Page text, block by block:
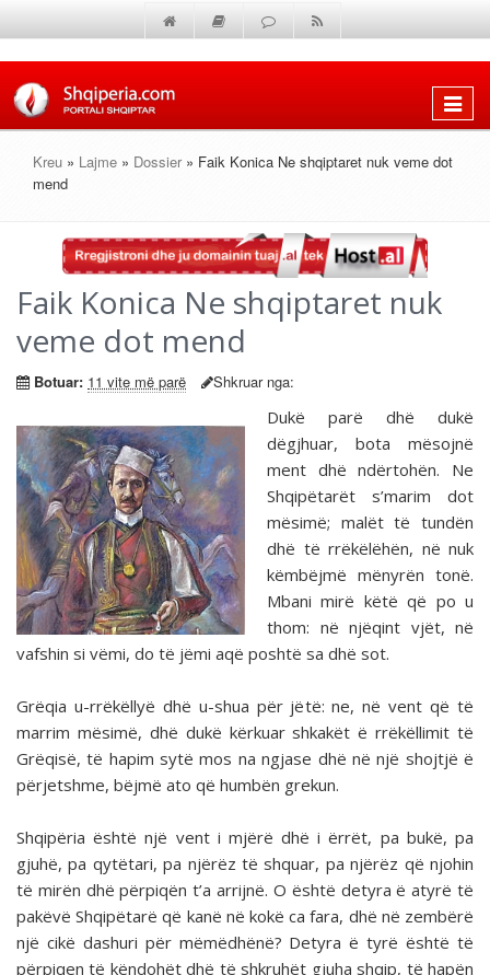
Shfaq
Kreu » Lajme » Dossier » Faik Konica Ne shqiptaret nuk veme dot
mend
Faik Konica Ne shqiptaret nuk
veme dot mend
Botuar: 11 vite më parë Shkruar nga:
Dukë parë dhë dukë
dëgjhuar, bota mësojnë
ment dhë ndërtohën. Ne
Shqipëtarët s’marim dot
mësimë; malët të tundën
dhë të rrëkëlëhën, në nuk
këmbëjmë mënyrën tonë.
Mbani mirë këtë që po u
thom: në njëqint vjët, në
vafshin si vëmi, do të jëmi aqë poshtë sa dhë sot.
Grëqia u-rrëkëllyë dhë u-shua për jëtë: ne, në vent që të
marrim mësimë, dhë dukë kërkuar shkakët ë rrëkëllimit të
Grëqisë, të hapim sytë mos na ngjase dhë në një shojtjë ë
përjetshme, bëjmë ato që humbën grekun.
Shqipëria është një vent i mjërë dhë i ërrët, pa bukë, pa
gjuhë, pa qytëtari, pa njërëz të shquar, pa njërëz që njohin
të mirën dhë përpiqën t’a arrijnë. O është detyra ë atyrë të
pakëvë Shqipëtarë që kanë në kokë ca fara, dhë në zembërë
një cikë dashuri për mëmëdhënë? Detyra ë tyrë është të
përpiqen të këndohët dhë të shkruhët gjuha shqip, të hapën